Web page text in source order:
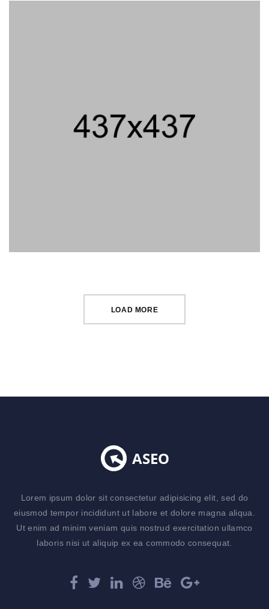
LOAD MORE
Lorem ipsum dolor sit consectetur adipisicing elit, sed do
eiusmod tempor incididunt ut labore et dolore magna aliqua.
Ut enim ad minim veniam quis nostrud exercitation ullamco
laboris nisi ut aliquip ex ea commodo consequat.